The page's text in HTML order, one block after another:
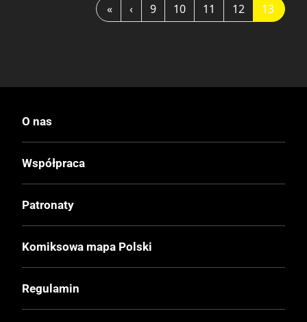
« ‹ 9 10 11 12 13
O nas
Współpraca
Patronaty
Komiksowa mapa Polski
Regulamin